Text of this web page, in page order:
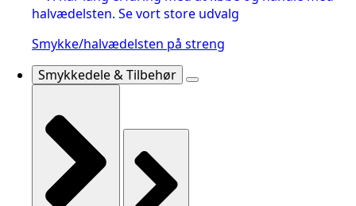
Smykke/halvædelsten på streng
Smykkedele & Tilbehør